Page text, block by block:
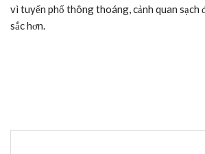
vì tuyến phố thông thoáng, cảnh quan sạch
sắc hơn.